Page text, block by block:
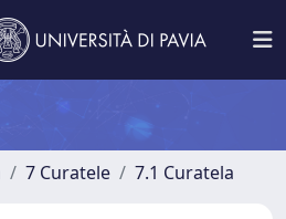
7 Curatele 7.1 Curatela